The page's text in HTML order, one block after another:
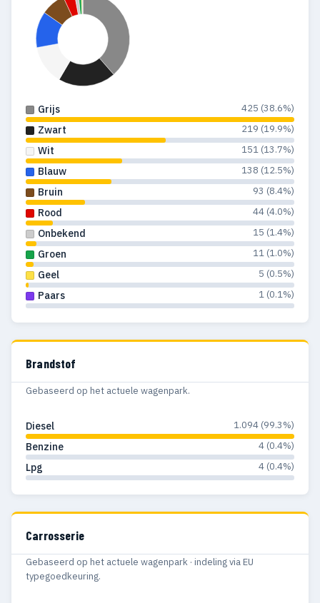
Grijs 425 (38.6%)
Zwart 219 (19.9%)
Wit 151 (13.7%)
Blauw 138 (12.5%)
Bruin 93 (8.4%)
Rood 44 (4.0%)
Onbekend 15 (1.4%)
Groen 11 (1.0%)
Geel 5 (0.5%)
Paars 1 (0.1%)
Brandstof
Gebaseerd op het actuele wagenpark.
Diesel 1.094 (99.3%)
Benzine 4 (0.4%)
Lpg 4 (0.4%)
Carrosserie
Gebaseerd op het actuele wagenpark · indeling via EU
typegoedkeuring.